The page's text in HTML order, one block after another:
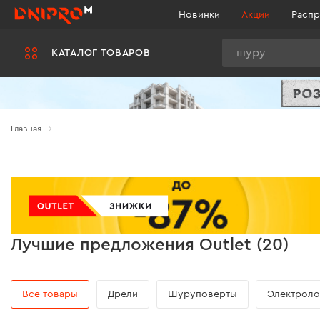
КАТАЛОГ ТОВАРОВ
Новинки Акции
Главная
Лучшие предложения Outlet (20)
Все товары Дрели Шуруповерты